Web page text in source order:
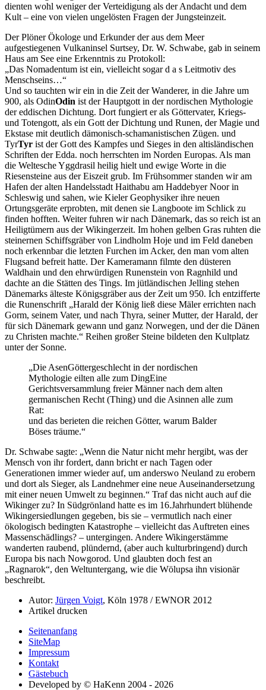
dienten wohl weniger der Verteidigung als der Andacht und dem
Kult – eine von vielen ungelösten Fragen der Jungsteinzeit.
Der Plöner Ökologe und Erkunder der aus dem Meer
aufgestiegenen Vulkaninsel Surtsey, Dr. W. Schwabe, gab in seinem
Haus am See eine Erkenntnis zu Protokoll:
Das Nomadentum ist ein, vielleicht sogar d a s Leitmotiv des
Menschseins…
Und so tauchten wir ein in die Zeit der Wanderer, in die Jahre um
900, als OdinOdin ist der Hauptgott in der nordischen Mythologie
der eddischen Dichtung. Dort fungiert er als Göttervater, Kriegs-
und Totengott, als ein Gott der Dichtung und Runen, der Magie und
Ekstase mit deutlich dämonisch-schamanistischen Zügen. und
TyrTyr ist der Gott des Kampfes und Sieges in den altisländischen
Schriften der Edda. noch herrschten im Norden Europas. Als man
die Weltesche Yggdrasil heilig hielt und ewige Worte in die
Riesensteine aus der Eiszeit grub. Im Frühsommer standen wir am
Hafen der alten Handelsstadt Haithabu am Haddebyer Noor in
Schleswig und sahen, wie Kieler Geophysiker ihre neuen
Ortungsgeräte erprobten, mit denen sie Langboote im Schlick zu
finden hofften. Weiter fuhren wir nach Dänemark, das so reich ist an
Heiligtümern aus der Wikingerzeit. Im hohen gelben Gras ruhten die
steinernen Schiffsgräber von Lindholm Hoje und im Feld daneben
noch erkennbar die letzten Furchen im Acker, den man vom alten
Flugsand befreit hatte. Der Kameramann filmte den düsteren
Waldhain und den ehrwürdigen Runenstein von Ragnhild und
dachte an die Stätten des Tings. Im jütländischen Jelling stehen
Dänemarks älteste Königsgräber aus der Zeit um 950. Ich entzifferte
die Runenschrift
Harald der König ließ diese Mäler errichten nach
Gorm, seinem Vater, und nach Thyra, seiner Mutter, der Harald, der
für sich Dänemark gewann und ganz Norwegen, und der die Dänen
zu Christen machte.
Reihen großer Steine bildeten den Kultplatz
unter der Sonne.
Die AsenGöttergeschlecht in der nordischen
Mythologie eilten alle zum DingEine
Gerichtsversammlung freier Männer nach dem alten
germanischen Recht (Thing) und die Asinnen alle zum
Rat:
und das berieten die reichen Götter, warum Balder
Böses träume.
Dr. Schwabe sagte:
Wenn die Natur nicht mehr hergibt, was der
Mensch von ihr fordert, dann bricht er nach Tagen oder
Generationen immer wieder auf, um anderswo Neuland zu erobern
und dort als Sieger, als Landnehmer eine neue Auseinandersetzung
mit einer neuen Umwelt zu beginnen.
Traf das nicht auch auf die
Wikinger zu? In Südgrönland hatte es im 16.Jahrhundert blühende
Wikingersiedlungen gegeben, bis sie – vermutlich nach einer
ökologisch bedingten Katastrophe – vielleicht das Auftreten eines
Massenschädlings? – untergingen. Andere Wikingerstämme
wanderten raubend, plündernd, (aber auch kulturbringend) durch
Europa bis nach Nowgorod. Und glaubten doch fest an
Ragnarok , den Weltuntergang, wie die Wölupsa ihn visionär
beschreibt.
Autor: Jürgen Voigt, Köln 1978 / EWNOR 2012
Artikel drucken
Seitenanfang
SiteMap
Impressum
Kontakt
Gästebuch
Developed by © HaKenn 2004 - 2026